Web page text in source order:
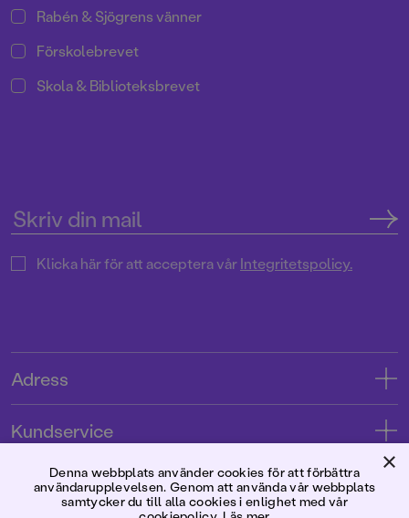
Rabén & Sjögrens vänner
Förskolebrevet
Skola & Biblioteksbrevet
Klicka här för att acceptera vårIntegritetspolicy.
Adress
Tryckerigatan 4
Kundservice
Kontakta oss
Kundservice
Förlaget
×
Denna webbplats använder cookies för att förbättra
användarupplevelsen. Genom att använda vår webbplats
samtycker du till alla cookies i enlighet med vår